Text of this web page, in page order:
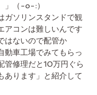
」（-o-:）
ガソリンスタンドで観
アコンは難しいんです
はないので配管か
動車工場でみてもらっ
管修理だと10万円ぐら
あります」と紹介して